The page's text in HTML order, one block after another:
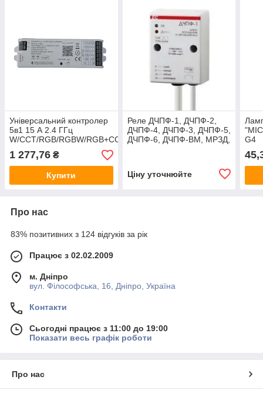
Універсальний контролер
5в1 15 А 2.4 ГГц
W/CCT/RGB/RGBW/RGB+CCT
DC 12V-24В
1 277,76 ₴
Купити
Реле ДЧПФ-1, ДЧПФ-2,
ДЧПФ-4, ДЧПФ-3, ДЧПФ-5,
ДЧПФ-6, ДЧПФ-ВМ, МРЗД,
Ціну уточнюйте
G4
Про нас
83% позитивних з 124 відгуків за рік
Працює з 02.02.2009
м. Дніпро
вул. Філософська, 16, Дніпро, Україна
Контакти
Сьогодні працює з 11:00 до 19:00
Показати весь графік роботи
Про нас